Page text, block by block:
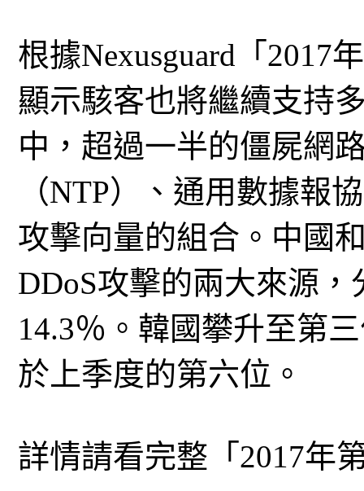
根據Nexusguard「2017
顯示駭客也將繼續支持
中，超過一半的僵屍網
（NTP）、通用數據報
攻擊向量的組合。中國
DDoS攻擊的兩大來源
14.3％。韓國攀升至第
於上季度的第六位。
詳情請看完整「2017年